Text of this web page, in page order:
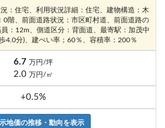
：住宅、利用状況詳細：住宅、建物構造：木
階、前面道路状況：市区町村道、前面道路の
：12m、側道区分：背面道、最寄駅：加茂中
4.0分)、建ぺい率；60％、容積率：200％
6.7 万円/坪
2.0 万円/㎡
+0.5%
地価の推移・動向を表示